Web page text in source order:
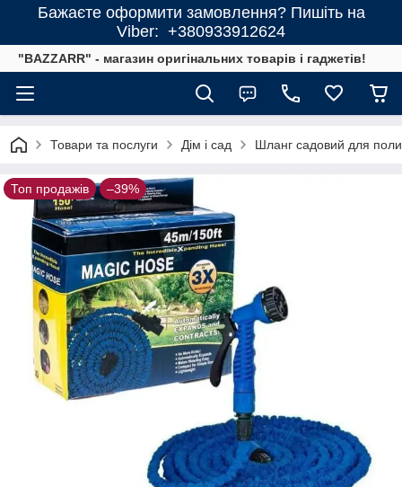
Бажаєте оформити замовлення? Пишіть на
Viber: +380933912624
"BAZZARR" - магазин оригінальних товарів і гаджетів!
Товари та послуги Дім і сад Шланг садовий для
Топ продажів –39%